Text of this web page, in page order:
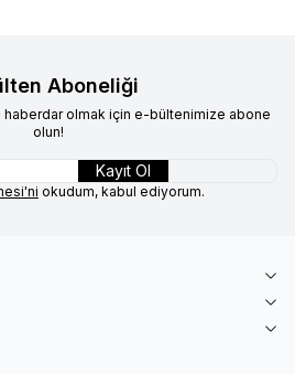
Aboneliği
olmak için e-bültenimize abone
olun!
Kayıt Ol
okudum, kabul ediyorum.